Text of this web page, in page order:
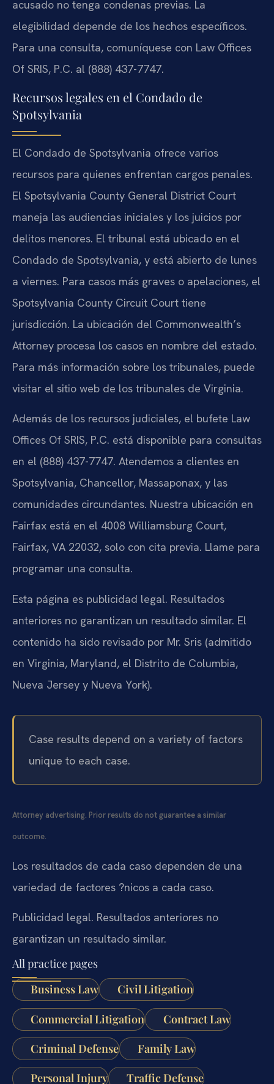
acusado no tenga condenas previas. La
elegibilidad depende de los hechos específicos.
Para una consulta, comuníquese con Law Offices
Of SRIS, P.C. al (888) 437-7747.
Recursos legales en el Condado de
Spotsylvania
El Condado de Spotsylvania ofrece varios
recursos para quienes enfrentan cargos penales.
El Spotsylvania County General District Court
maneja las audiencias iniciales y los juicios por
delitos menores. El tribunal está ubicado en el
Condado de Spotsylvania, y está abierto de lunes
a viernes. Para casos más graves o apelaciones, el
Spotsylvania County Circuit Court tiene
jurisdicción. La ubicación del Commonwealth’s
Attorney procesa los casos en nombre del estado.
Para más información sobre los tribunales, puede
visitar el sitio web de los tribunales de Virginia.
Además de los recursos judiciales, el bufete Law
Offices Of SRIS, P.C. está disponible para consultas
en el (888) 437-7747. Atendemos a clientes en
Spotsylvania, Chancellor, Massaponax, y las
comunidades circundantes. Nuestra ubicación en
Fairfax está en el 4008 Williamsburg Court,
Fairfax, VA 22032, solo con cita previa. Llame para
programar una consulta.
Esta página es publicidad legal. Resultados
anteriores no garantizan un resultado similar. El
contenido ha sido revisado por Mr. Sris (admitido
en Virginia, Maryland, el Distrito de Columbia,
Nueva Jersey y Nueva York).
Case results depend on a variety of factors
unique to each case.
Attorney advertising. Prior results do not guarantee a similar
outcome.
Los resultados de cada caso dependen de una
variedad de factores ?nicos a cada caso.
Publicidad legal. Resultados anteriores no
garantizan un resultado similar.
All practice pages
Business Law
Civil Litigation
Commercial Litigation Contract Law
Criminal Defense Family Law
Personal Injury Traffic Defense